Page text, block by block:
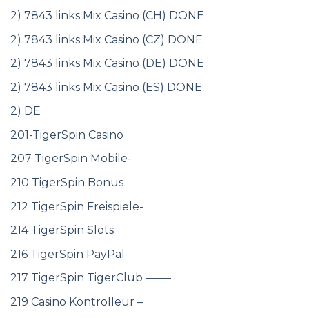
2) 7843 links Mix Casino (CH) DONE
2) 7843 links Mix Casino (CZ) DONE
2) 7843 links Mix Casino (DE) DONE
2) 7843 links Mix Casino (ES) DONE
2) DE
201-TigerSpin Casino
207 TigerSpin Mobile-
210 TigerSpin Bonus
212 TigerSpin Freispiele-
214 TigerSpin Slots
216 TigerSpin PayPal
217 TigerSpin TigerClub ——-
219 Casino Kontrolleur –